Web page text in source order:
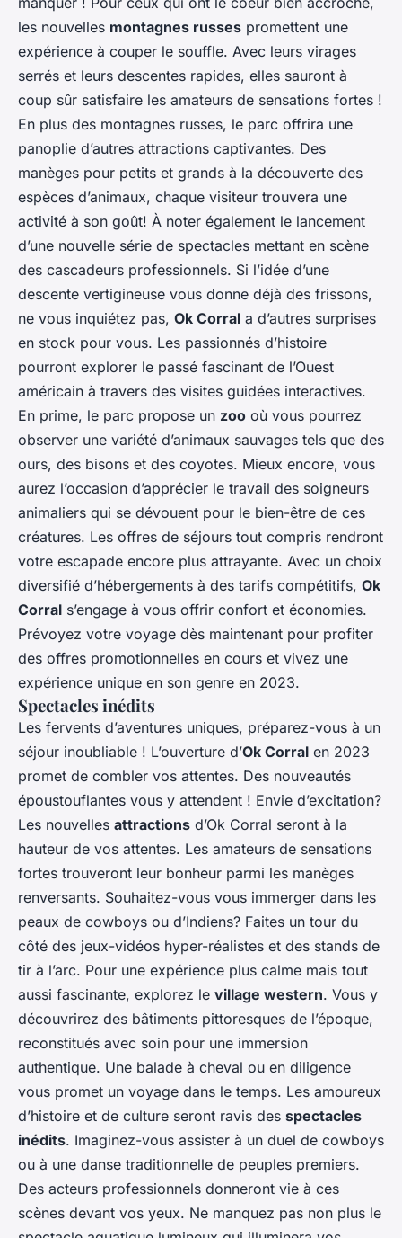
les nouvelles montagnes russes promettent une
expérience à couper le souffle. Avec leurs virages
serrés et leurs descentes rapides, elles sauront à
coup sûr satisfaire les amateurs de sensations fortes !
En plus des montagnes russes, le parc offrira une
panoplie d’autres attractions captivantes. Des
manèges pour petits et grands à la découverte des
espèces d’animaux, chaque visiteur trouvera une
activité à son goût! À noter également le lancement
d’une nouvelle série de spectacles mettant en scène
des cascadeurs professionnels. Si l’idée d’une
descente vertigineuse vous donne déjà des frissons,
ne vous inquiétez pas, Ok Corral a d’autres surprises
en stock pour vous. Les passionnés d’histoire
pourront explorer le passé fascinant de l’Ouest
américain à travers des visites guidées interactives.
En prime, le parc propose un zoo où vous pourrez
observer une variété d’animaux sauvages tels que des
ours, des bisons et des coyotes. Mieux encore, vous
aurez l’occasion d’apprécier le travail des soigneurs
animaliers qui se dévouent pour le bien-être de ces
créatures. Les offres de séjours tout compris rendront
votre escapade encore plus attrayante. Avec un choix
diversifié d’hébergements à des tarifs compétitifs, Ok
Corral s’engage à vous offrir confort et économies.
Prévoyez votre voyage dès maintenant pour profiter
des offres promotionnelles en cours et vivez une
expérience unique en son genre en 2023.
Spectacles inédits
Les fervents d’aventures uniques, préparez-vous à un
séjour inoubliable ! L’ouverture d’Ok Corral en 2023
promet de combler vos attentes. Des nouveautés
époustouflantes vous y attendent ! Envie d’excitation?
Les nouvelles attractions d’Ok Corral seront à la
hauteur de vos attentes. Les amateurs de sensations
fortes trouveront leur bonheur parmi les manèges
renversants. Souhaitez-vous vous immerger dans les
peaux de cowboys ou d’Indiens? Faites un tour du
côté des jeux-vidéos hyper-réalistes et des stands de
tir à l’arc. Pour une expérience plus calme mais tout
aussi fascinante, explorez le village western. Vous y
découvrirez des bâtiments pittoresques de l’époque,
reconstitués avec soin pour une immersion
authentique. Une balade à cheval ou en diligence
vous promet un voyage dans le temps. Les amoureux
d’histoire et de culture seront ravis des spectacles
inédits. Imaginez-vous assister à un duel de cowboys
ou à une danse traditionnelle de peuples premiers.
Des acteurs professionnels donneront vie à ces
scènes devant vos yeux. Ne manquez pas non plus le